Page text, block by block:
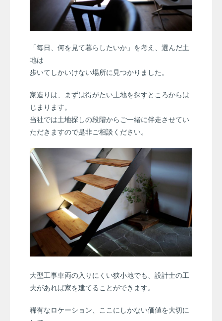
「毎日、何を見て暮らしたいか」を考え、選んだ土
地は
歩いてしかいけない場所に見つかりました。
家造りは、まずは得がたい土地を探すところからは
じまります。
当社では土地探しの段階からご一緒に伴走させてい
ただきますので是非ご相談ください。
大型工事車両の入りにくい狭小地でも、設計士の工
夫があれば家を建てることができます。
稀有なロケーション、ここにしかない価値を大切に